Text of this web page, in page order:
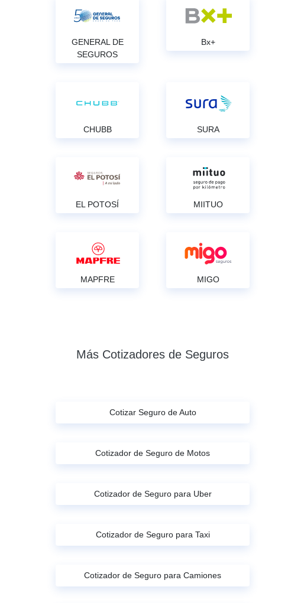
GENERAL DE
SEGUROS
Bx+
CHUBB SURA
EL POTOSÍ MIITUO
MAPFRE MIGO
Más Cotizadores de Seguros
Cotizar Seguro de Auto
Cotizador de Seguro de Motos
Cotizador de Seguro para Uber
Cotizador de Seguro para Taxi
Cotizador de Seguro para Camiones